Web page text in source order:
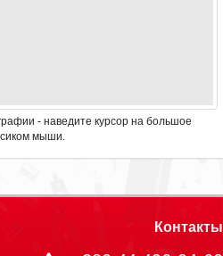
- наведите курсор на большое
мыши.
Контакты